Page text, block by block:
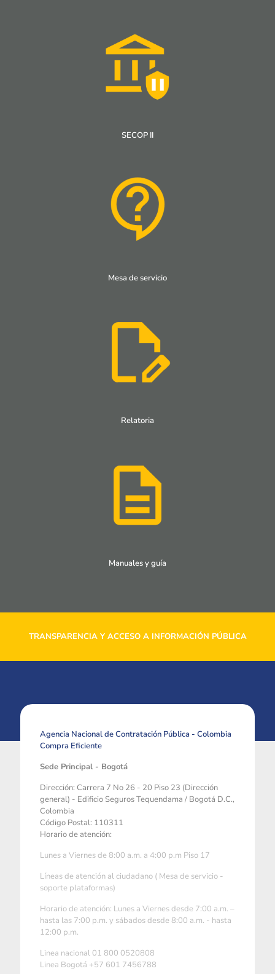
SECOP II
Mesa de servicio
Relatoria
Manuales y guía
TRANSPARENCIA Y ACCESO A INFORMACIÓN PÚBLICA
Agencia Nacional de Contratación Pública - Colombia
Compra Eficiente
Sede Principal - Bogotá
Dirección: Carrera 7 No 26 - 20 Piso 23 (Dirección
general) - Edificio Seguros Tequendama / Bogotá D.C.,
Colombia
Código Postal: 110311
Horario de atención:
Lunes a Viernes de 8:00 a.m. a 4:00 p.m Piso 17
Líneas de atención al ciudadano ( Mesa de servicio -
soporte plataformas)
Horario de atención: Lunes a Viernes desde 7:00 a.m. –
hasta las 7:00 p.m. y sábados desde 8:00 a.m. - hasta
12:00 p.m.
Linea nacional 01 800 0520808
Linea Bogotá +57 601 7456788